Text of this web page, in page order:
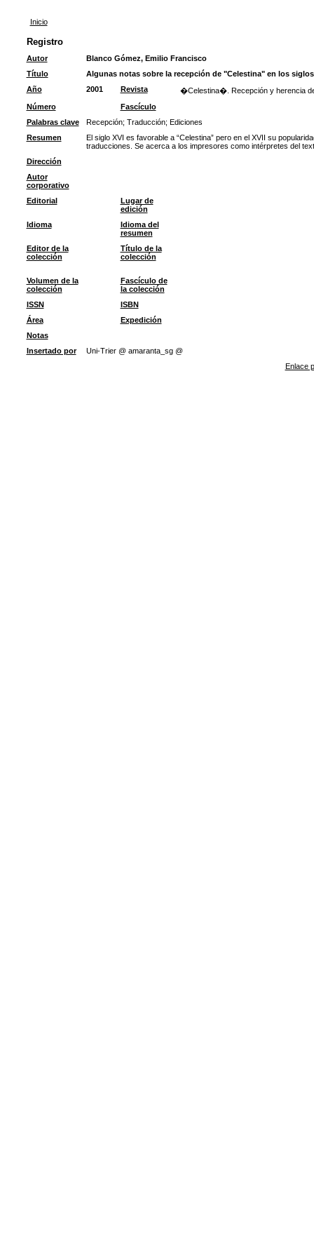
Inicio
Registro
Autor
Blanco Gómez, Emilio Francisco
Título
Algunas notas sobre la recepción de "Celestina" en los siglos
Año
2001 Revista
�Celestina�. Recepción y herencia
Número
Fascículo
Palabras clave
Recepción; Traducción; Ediciones
Resumen
El siglo XVI es favorable a “Celestina” pero en el XVII su
traducciones. Se acerca a los impresores como intérpretes del
Dirección
Autor
corporativo
Editorial
Lugar de
edición
Idioma
Idioma del
resumen
Editor de la
colección
Título de la
colección
Volumen de la
colección
Fascículo de
la colección
ISSN
ISBN
Área
Expedición
Notas
Insertado por
Uni-Trier @ amaranta_sg @
Enlace